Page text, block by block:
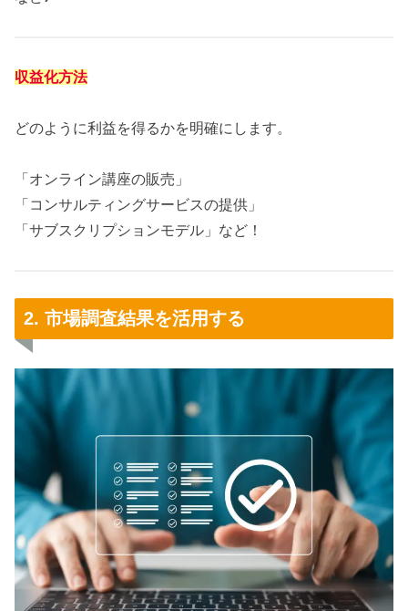
収益化方法
どのように利益を得るかを明確にします。
「オンライン講座の販売」
「コンサルティングサービスの提供」
「サブスクリプションモデル」など！
2. 市場調査結果を活用する